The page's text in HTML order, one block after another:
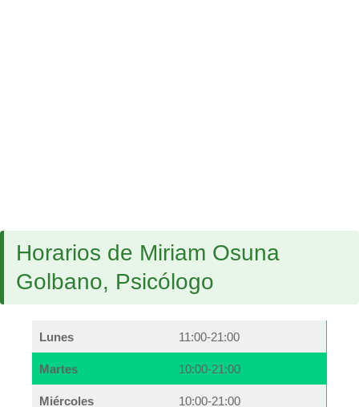
Horarios de Miriam Osuna
Golbano, Psicólogo
Lunes 11:00-21:00
Martes 10:00-21:00
Miércoles 10:00-21:00